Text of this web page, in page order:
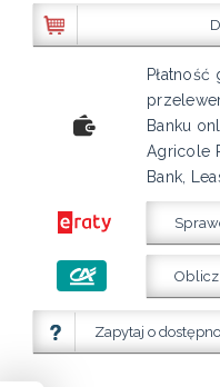
Banku
Agricole
Bank,
Zapytaj o